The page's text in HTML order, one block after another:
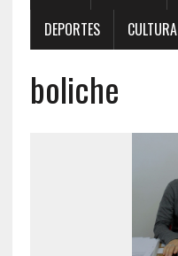
DEPORTES
CULTURA
boliche